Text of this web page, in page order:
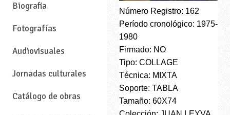
Biografia
Fotografías
Audiovisuales
Jornadas culturales
Catálogo de obras
Número Registro: 162
Período cronológico: 1975-
1980
Firmado: NO
Tipo: COLLAGE
Técnica: MIXTA
Soporte: TABLA
Tamaño: 60X74